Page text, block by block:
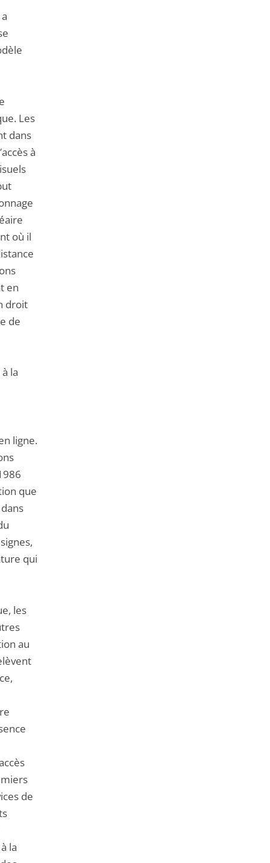
Les
dans
à
où il
en
droit
de
la
ligne.
que
qui
les
au
de
la